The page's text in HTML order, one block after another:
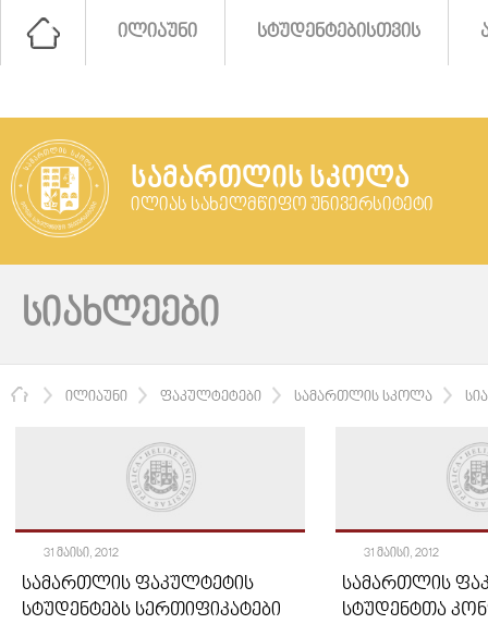
ᲘᲚᲘᲐᲣᲜᲘ ᲡᲢᲣᲓᲔᲜᲢᲔᲑᲘᲡᲗᲕᲘᲡ
ᲡᲐᲛᲐᲠᲗᲚᲘᲡ ᲡᲙᲝᲚᲐ
ᲘᲚᲘᲐᲡ ᲡᲐᲮᲔᲚᲛᲬᲘᲤᲝ ᲣᲜᲘᲕᲔᲠᲡᲘᲢᲔᲢᲘ
ᲡᲘᲐᲮᲚᲔᲔᲑᲘ
ᲛᲗᲐᲕᲐᲠᲘ
ᲘᲚᲘᲐᲣᲜᲘ ᲤᲐᲙᲣᲚᲢᲔᲢᲔᲑᲘ ᲡᲐᲛᲐᲠᲗᲚᲘᲡ ᲡᲙᲝᲚᲐ
31 ᲛᲐᲘᲡᲘ, 2012
ᲡᲐᲛᲐᲠᲗᲚᲘᲡ ᲤᲐᲙᲣᲚᲢᲔᲢᲘᲡ
ᲡᲢᲣᲓᲔᲜᲢᲔᲑᲡ ᲡᲔᲠᲗᲘᲤᲘᲙᲐᲢᲔᲑᲘ
31 ᲛᲐᲘᲡᲘ, 2012
ᲡᲐᲛᲐᲠᲗᲚᲘᲡ
ᲡᲢᲣᲓᲔᲜᲢᲗᲐ